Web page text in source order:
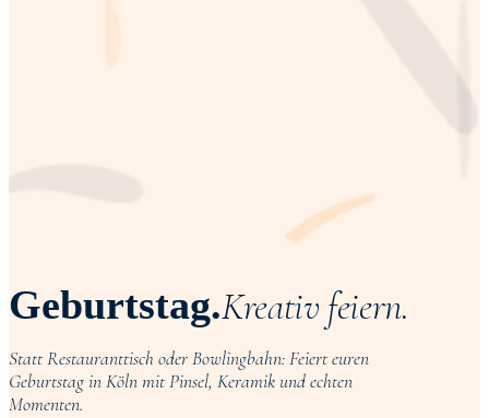
Geburtstag.Kreativ feiern.
Statt Restauranttisch oder Bowlingbahn: Feiert euren
Geburtstag in Köln mit Pinsel, Keramik und echten
Momenten.